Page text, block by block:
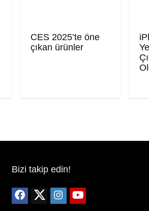
CES 2025’te öne
çıkan ürünler
Bizi takip edin!